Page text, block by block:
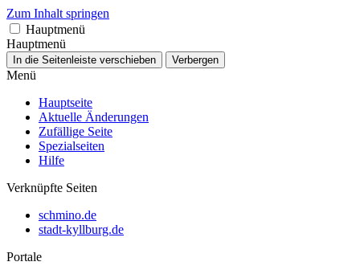
Zum Inhalt springen
Hauptmenü
Hauptmenü
In die Seitenleiste verschieben Verbergen
Menü
Hauptseite
Aktuelle Änderungen
Zufällige Seite
Spezialseiten
Hilfe
Verknüpfte Seiten
schmino.de
stadt-kyllburg.de
Portale